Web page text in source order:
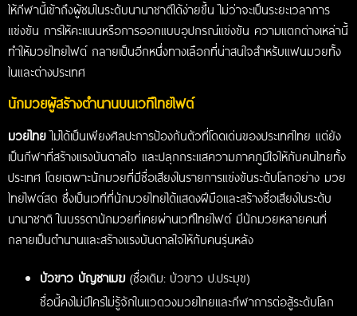
ให้กีฬานี้เข้าถึงผู้ชมในระดับนานาชาติได้ง่ายขึ้น ไม่ว่าจะเป็นระยะเวลาการ
แข่งขัน การให้คะแนนหรือการออกแบบอุปกรณ์แข่งขัน ความแตกต่างเหล่านี้
ทำให้มวยไทยไฟต์ กลายเป็นอีกหนึ่งทางเลือกที่น่าสนใจสำหรับแฟนมวยทั้ง
ในและต่างประเทศ
นักมวยผู้สร้างตำนานบนเวทีไทยไฟต์
มวยไทยไม่ได้เป็นเพียงศิลปะการป้องกันตัวที่โดดเด่นของประเทศไทย แต่ยัง
เป็นกีฬาที่สร้างแรงบันดาลใจ และปลุกกระแสความภาคภูมิใจให้กับคนไทยทั้ง
ประเทศ โดยเฉพาะนักมวยที่มีชื่อเสียงในรายการแข่งขันระดับโลกอย่าง มวย
ไทยไฟต์สด ซึ่งเป็นเวทีที่นักมวยไทยได้แสดงฝีมือและสร้างชื่อเสียงในระดับ
นานาชาติ ในบรรดานักมวยที่เคยผ่านเวทีไทยไฟต์ มีนักมวยหลายคนที่
กลายเป็นตำนานและสร้างแรงบันดาลใจให้กับคนรุ่นหลัง
บัวขาว บัญชาเมฆ (ชื่อเดิม: บัวขาว ป.ประมุข)
ชื่อนี้คงไม่มีใครไม่รู้จักในแวดวงมวยไทยและกีฬาการต่อสู้ระดับโลก